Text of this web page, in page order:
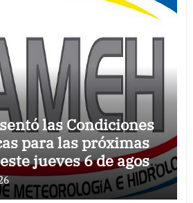
las Condiciones
para las próximas
jueves 6 de agosto